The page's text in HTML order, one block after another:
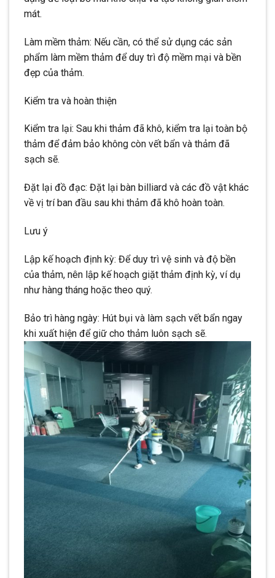
mát.
Làm mềm thảm: Nếu cần, có thể sử dụng các sản
phẩm làm mềm thảm để duy trì độ mềm mại và bền
đẹp của thảm.
Kiểm tra và hoàn thiện
Kiểm tra lại: Sau khi thảm đã khô, kiểm tra lại toàn bộ
thảm để đảm bảo không còn vết bẩn và thảm đã
sạch sẽ.
Đặt lại đồ đạc: Đặt lại bàn billiard và các đồ vật khác
về vị trí ban đầu sau khi thảm đã khô hoàn toàn.
Lưu ý
Lập kế hoạch định kỳ: Để duy trì vệ sinh và độ bền
của thảm, nên lập kế hoạch giặt thảm định kỳ, ví dụ
như hàng tháng hoặc theo quý.
Bảo trì hàng ngày: Hút bụi và làm sạch vết bẩn ngay
khi xuất hiện để giữ cho thảm luôn sạch sẽ.